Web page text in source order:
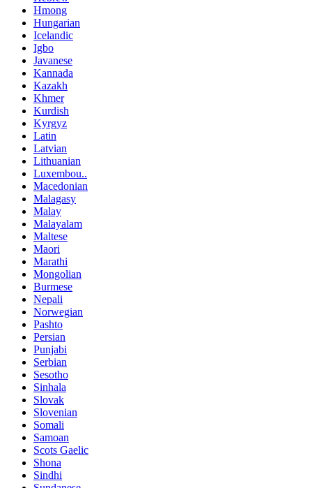
Hmong
Hungarian
Icelandic
Igbo
Javanese
Kannada
Kazakh
Khmer
Kurdish
Kyrgyz
Latin
Latvian
Lithuanian
Luxembou..
Macedonian
Malagasy
Malay
Malayalam
Maltese
Maori
Marathi
Mongolian
Burmese
Nepali
Norwegian
Pashto
Persian
Punjabi
Serbian
Sesotho
Sinhala
Slovak
Slovenian
Somali
Samoan
Scots Gaelic
Shona
Sindhi